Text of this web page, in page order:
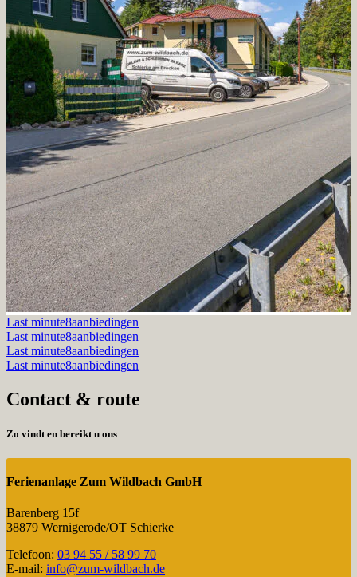
Last minute8aanbiedingen
Last minute8aanbiedingen
Last minute8aanbiedingen
Last minute8aanbiedingen
Contact & route
Zo vindt en bereikt u ons
Ferienanlage Zum Wildbach GmbH
Baren­berg 15f
38879 Wernigerode/OT Schierke
Telefoon: 03 94 55 / 58 99 70
E‑mail: info@zum-wildbach.de